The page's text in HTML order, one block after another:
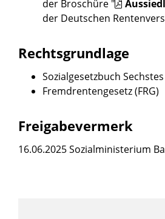
der Broschüre "
der Deutschen
Rechtsgrundlage
Sozialgesetzbuch Sechstes
Fremdrentengesetz (FRG)
Freigabevermerk
16.06.2025Sozialministerium